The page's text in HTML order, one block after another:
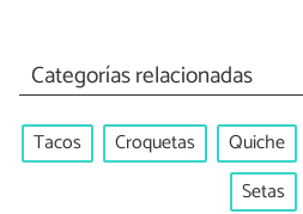
Categorías relacionadas
Tacos Croquetas Quiche
Setas